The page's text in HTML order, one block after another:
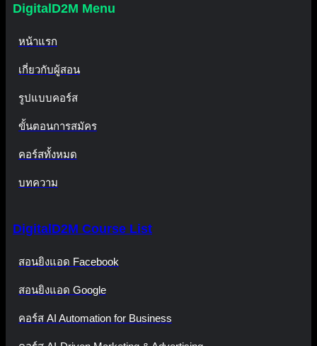
DigitalD2M Menu
หน้าแรก
เกี่ยวกับผู้สอน
รูปแบบคอร์ส
ขั้นตอนการสมัคร
คอร์สทั้งหมด
บทความ
DigitalD2M Course List
สอนยิงแอด Facebook
สอนยิงแอด Google
คอร์ส AI Automation for Business